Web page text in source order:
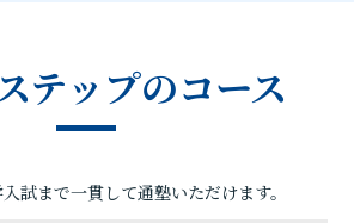
テップのコース
試まで一貫して通塾いただけます。